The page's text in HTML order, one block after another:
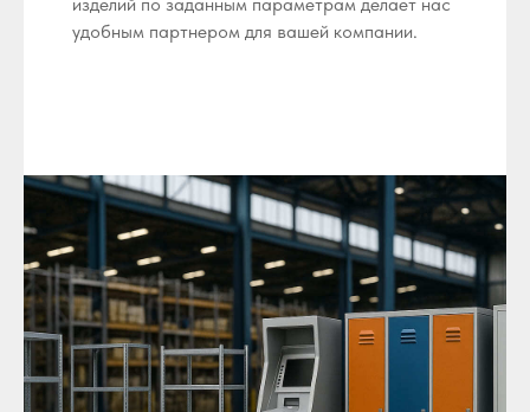
изделий по заданным параметрам делает нас
удобным партнером для вашей компании.